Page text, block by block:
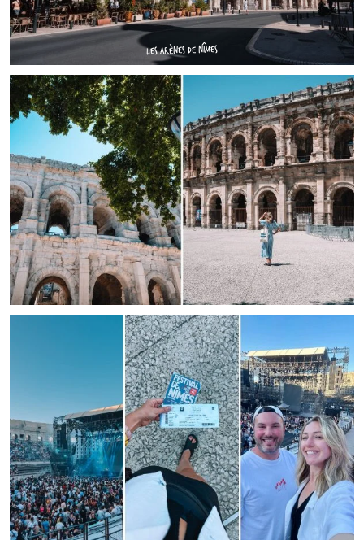
LES ARÈNES DE NÎMES